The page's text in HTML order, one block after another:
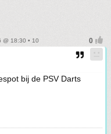
@ 18:30 • 10
bij de PSV Darts